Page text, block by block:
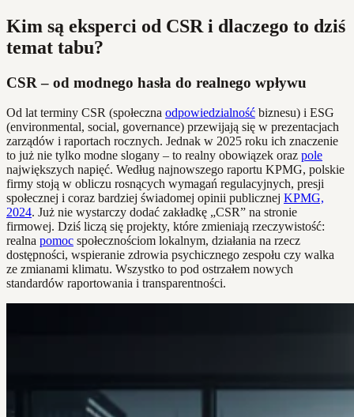
Kim są eksperci od CSR i dlaczego to dziś
temat tabu?
CSR – od modnego hasła do realnego wpływu
Od lat terminy CSR (społeczna odpowiedzialność biznesu) i ESG
(environmental, social, governance) przewijają się w prezentacjach
zarządów i raportach rocznych. Jednak w 2025 roku ich znaczenie
to już nie tylko modne slogany – to realny obowiązek oraz pole
największych napięć. Według najnowszego raportu KPMG, polskie
firmy stoją w obliczu rosnących wymagań regulacyjnych, presji
społecznej i coraz bardziej świadomej opinii publicznej KPMG,
2024. Już nie wystarczy dodać zakładkę „CSR” na stronie
firmowej. Dziś liczą się projekty, które zmieniają rzeczywistość:
realna pomoc społecznościom lokalnym, działania na rzecz
dostępności, wspieranie zdrowia psychicznego zespołu czy walka
ze zmianami klimatu. Wszystko to pod ostrzałem nowych
standardów raportowania i transparentności.